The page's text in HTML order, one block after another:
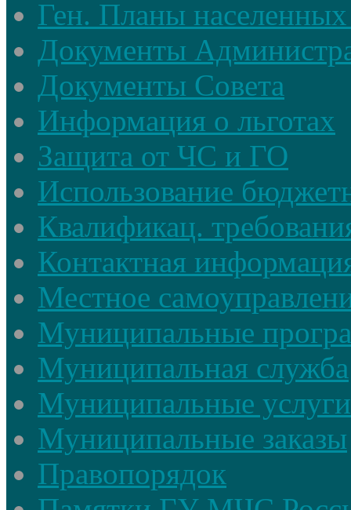
Ген. Планы
Документы
Документы Совета
Информация о льготах
Защита от ЧС и ГО
Использование
Квалификац.
Контактная
Местное
Муниципальные
Муниципальная служба
Муниципальные услуги
Муниципальные заказы
Правопорядок